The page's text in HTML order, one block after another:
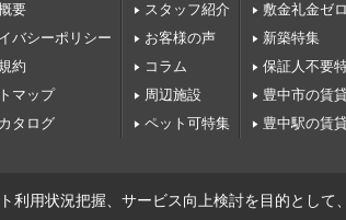
要
バシーポリシー
約
マップ
タログ
スタッフ紹介
お客様の声
コラム
周辺施設
ペット可特集
敷金礼金ゼ
新築特集
保証人不要
豊中市の賃
豊中駅の賃
利用状況把握、サービス向上検討を目的として